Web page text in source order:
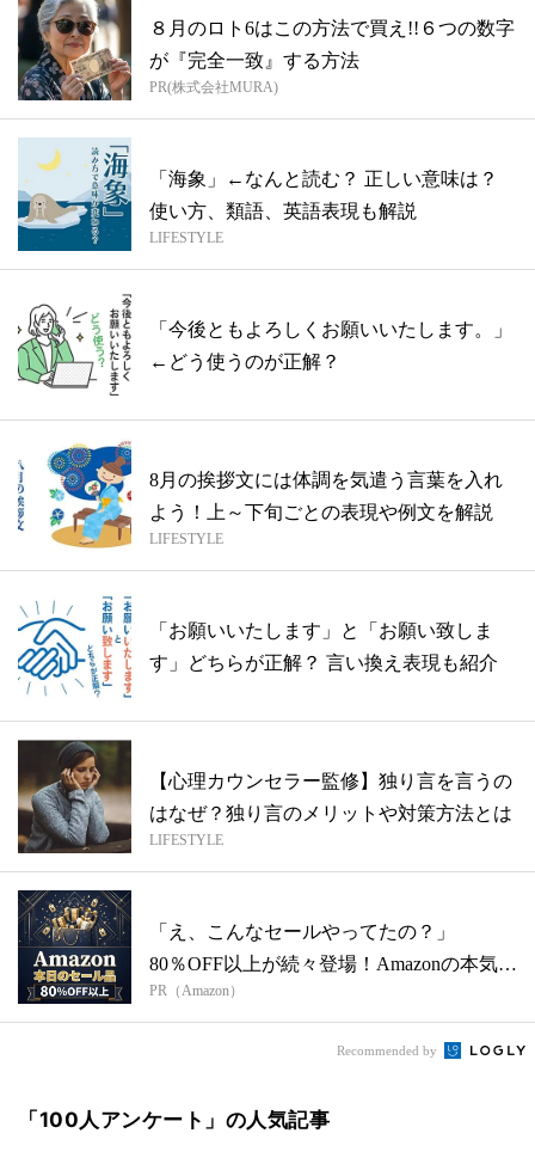
８月のロト6はこの方法で買え!!６つの数字
が『完全一致』する方法
PR(株式会社MURA)
「海象」←なんと読む？ 正しい意味は？
使い方、類語、英語表現も解説
LIFESTYLE
「今後ともよろしくお願いいたします。」
←どう使うのが正解？
8月の挨拶文には体調を気遣う言葉を入れ
よう！上～下旬ごとの表現や例文を解説
LIFESTYLE
「お願いいたします」と「お願い致しま
す」どちらが正解？ 言い換え表現も紹介
【心理カウンセラー監修】独り言を言うの
はなぜ？独り言のメリットや対策方法とは
LIFESTYLE
「え、こんなセールやってたの？」
80％OFF以上が続々登場！Amazonの本気
が...
PR（Amazon）
Recommended by
「100人アンケート」の人気記事